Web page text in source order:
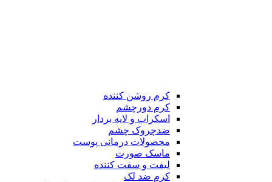
کرم روشن کننده
کرم دورچشم
اسکراپ و لایه بردار
ضدچروک چشم
محصولات درمانی پوست
ماسک صورت
لیفت و سفت کننده
کرم ضد لک